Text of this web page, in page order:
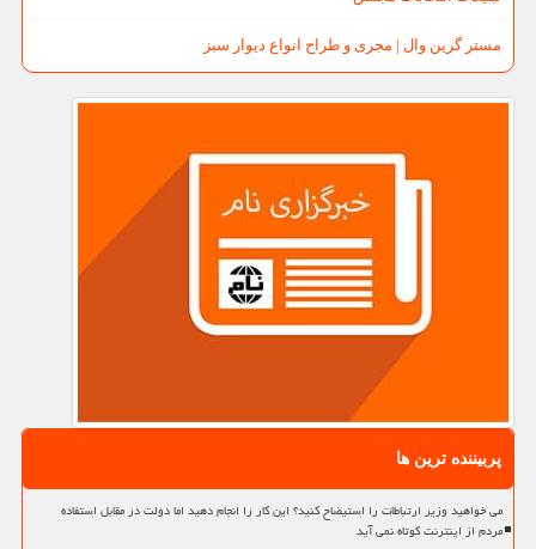
مستر گرین وال | مجری و طراح انواع دیوار سبز
پربیننده ترین ها
می خواهید وزیر ارتباطات را استیضاح کنید؟ این کار را انجام دهید اما دولت در مقابل استفاده
مردم از اینترنت کوتاه نمی آید